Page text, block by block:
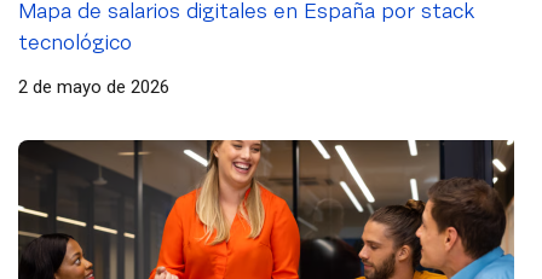
Mapa de salarios digitales en España por stack
tecnológico
2 de mayo de 2026